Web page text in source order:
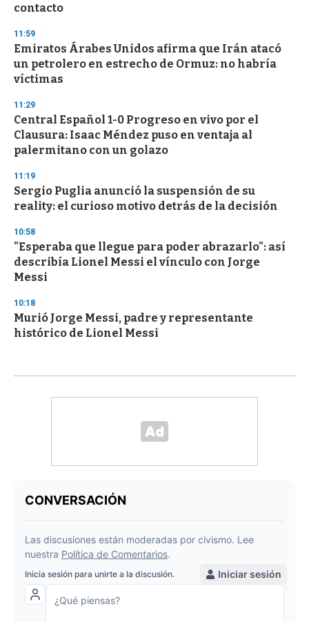
contacto
11:59
Emiratos Árabes Unidos afirma que Irán atacó
un petrolero en estrecho de Ormuz: no habría
víctimas
11:29
Central Español 1-0 Progreso en vivo por el
Clausura: Isaac Méndez puso en ventaja al
palermitano con un golazo
11:19
Sergio Puglia anunció la suspensión de su
reality: el curioso motivo detrás de la decisión
10:58
"Esperaba que llegue para poder abrazarlo": así
describía Lionel Messi el vínculo con Jorge
Messi
10:18
Murió Jorge Messi, padre y representante
histórico de Lionel Messi